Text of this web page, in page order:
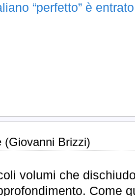
“perfetto” è
(Giovanni Brizzi)
volumi che
Come